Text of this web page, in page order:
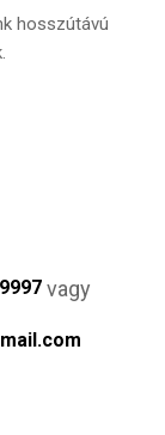
hosszútávú
vagy